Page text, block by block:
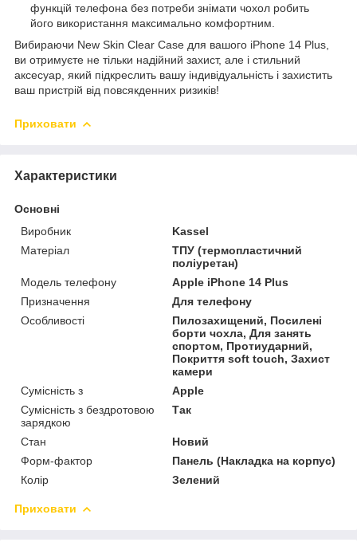
функцій телефона без потреби знімати чохол робить
його використання максимально комфортним.
Вибираючи New Skin Clear Case для вашого iPhone 14 Plus,
ви отримуєте не тільки надійний захист, але і стильний
аксесуар, який підкреслить вашу індивідуальність і захистить
ваш пристрій від повсякденних ризиків!
Приховати
Характеристики
Основні
Виробник
Kassel
Матеріал
ТПУ (термопластичний
поліуретан)
Модель телефону
Apple iPhone 14 Plus
Призначення
Для телефону
Особливості
Пилозахищений, Посилені
борти чохла, Для занять
спортом, Протиударний,
Покриття soft touch, Захист
камери
Сумісність з
Apple
Сумісність з бездротовою
зарядкою
Так
Стан
Новий
Форм-фактор
Панель (Накладка на корпус)
Колір
Зелений
Приховати